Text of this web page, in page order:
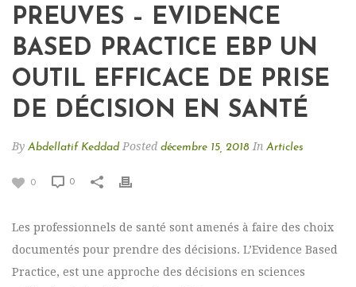
PREUVES – EVIDENCE
BASED PRACTICE EBP UN
OUTIL EFFICACE DE PRISE
DE DÉCISION EN SANTÉ
By Abdellatif Keddad Posted décembre 15, 2018 In Articles
0 0
Les professionnels de santé sont amenés à faire des choix
documentés pour prendre des décisions. L’Evidence Based
Practice, est une approche des décisions en sciences